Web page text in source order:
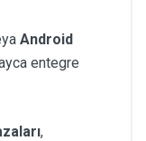
Android
entegre
,